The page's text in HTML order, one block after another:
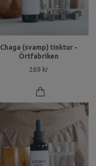
Chaga (svamp) tinktur -
Örtfabriken
269 kr